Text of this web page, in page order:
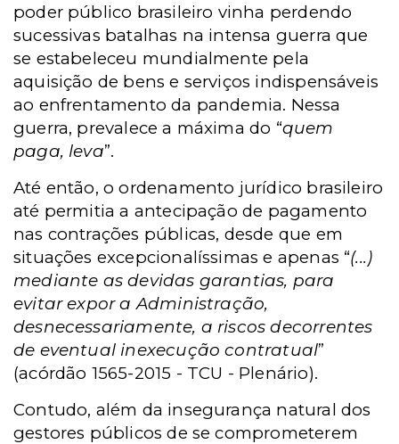
poder público brasileiro vinha perdendo
sucessivas batalhas na intensa guerra que
se estabeleceu mundialmente pela
aquisição de bens e serviços indispensáveis
ao enfrentamento da pandemia. Nessa
guerra, prevalece a máxima do “quem
paga, leva”.
Até então, o ordenamento jurídico brasileiro
até permitia a antecipação de pagamento
nas contrações públicas, desde que em
situações excepcionalíssimas e apenas “(...)
mediante as devidas garantias, para
evitar expor a Administração,
desnecessariamente, a riscos decorrentes
de eventual inexecução contratual”
(acórdão 1565-2015 - TCU - Plenário).
Contudo, além da insegurança natural dos
gestores públicos de se comprometerem